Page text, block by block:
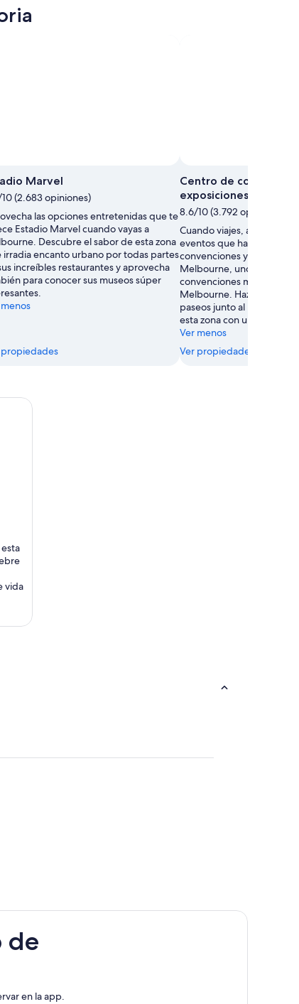
Marvel
(2.683 opiniones)
las opciones entretenidas que te
Estadio Marvel cuando vayas a
Descubre el sabor de esta zona
irradia encanto urbano por todas partes
increíbles restaurantes y aprovecha
para conocer sus museos súper
Centro de
exposiciones de
8.6/10 (3.792 opiniones)
Cuando viajes, aprovecha
eventos que habrá en
convenciones y
Melbourne, uno de los
convenciones más
Melbourne. Haz tiempo
paseos junto al río y
esta zona con una
Ver menos
Ver propiedades
vida
de
en la app.